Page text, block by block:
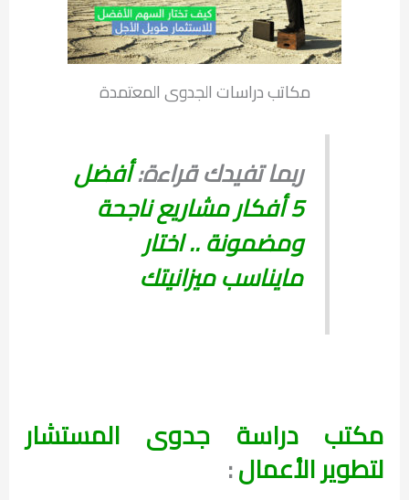
مكاتب دراسات الجدوى المعتمدة
ربما تفيدك قراءة:أفضل
5 أفكار مشاريع ناجحة
ومضمونة .. اختار
مايناسب ميزانيتك
مكتب دراسة جدوى المستشار
لتطوير الأعمال: